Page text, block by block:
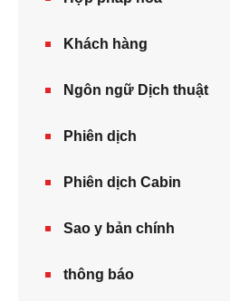
Khách hàng
Ngôn ngữ Dịch thuật
Phiên dịch
Phiên dịch Cabin
Sao y bản chính
thông báo